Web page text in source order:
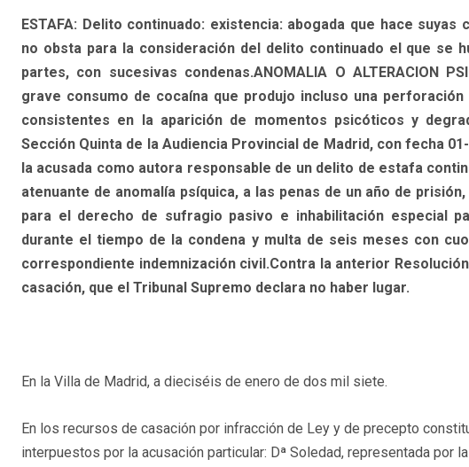
ESTAFA: Delito continuado: existencia: abogada que hace
no obsta para la consideración del delito continuado el que se
partes, con sucesivas condenas.ANOMALIA O ALTERACION
grave consumo de cocaína que produjo incluso una
consistentes en la aparición de momentos psicóticos y
Sección Quinta de la Audiencia Provincial de Madrid, con fecha
la acusada como autora responsable de un delito de estafa
atenuante de anomalía psíquica, a las penas de un año de
para el derecho de sufragio pasivo e inhabilitación especial
durante el tiempo de la condena y multa de seis meses con
correspondiente indemnización civil.Contra la anterior
casación, que el Tribunal Supremo declara no haber lugar.
En la Villa de Madrid, a dieciséis de enero de dos mil siete.
En los recursos de casación por infracción de Ley y de precepto
interpuestos por la acusación particular: Dª Soledad, representada por